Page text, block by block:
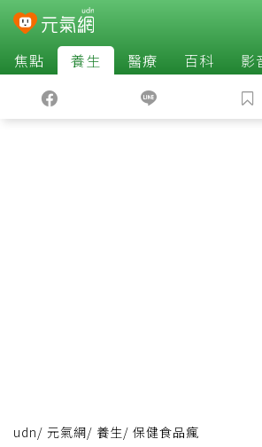
焦點 養生 醫療 百科 影
udn/ 元氣網/ 養生/ 保健食品瘋